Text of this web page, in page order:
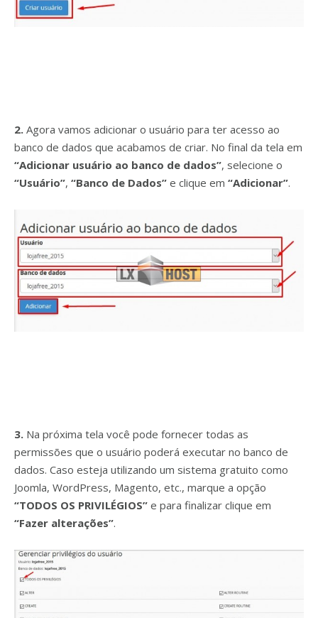
2. Agora vamos adicionar o usuário para ter acesso ao
banco de dados que acabamos de criar. No final da tela em
“Adicionar usuário ao banco de dados”, selecione o
“Usuário”, “Banco de Dados” e clique em “Adicionar”.
3. Na próxima tela você pode fornecer todas as
permissões que o usuário poderá executar no banco de
dados. Caso esteja utilizando um sistema gratuito como
Joomla, WordPress, Magento, etc., marque a opção
“TODOS OS PRIVILÉGIOS” e para finalizar clique em
“Fazer alterações”.